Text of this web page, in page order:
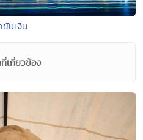
ขันเงิน
เกี่ยวข้อง